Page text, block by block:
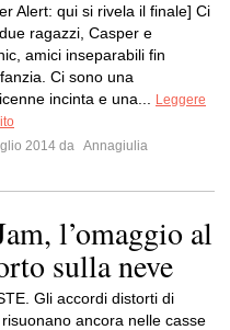
Alert: qui si rivela il finale] Ci
ragazzi, Casper e
amici inseparabili fin
Ci sono una
incinta e una...
Leggere
2014 da Annagiulia
l’omaggio al
sulla neve
Gli accordi distorti di
ancora nelle casse